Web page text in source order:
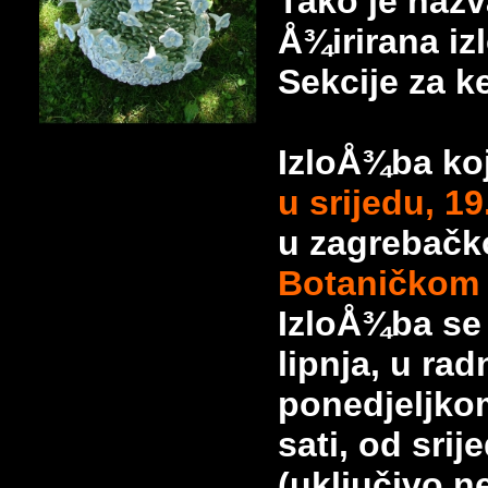
Å¾irirana
Sekcije za
IzloÅ¾ba
u srijedu,
u
IzloÅ¾ba
lipnja, u
sati, od